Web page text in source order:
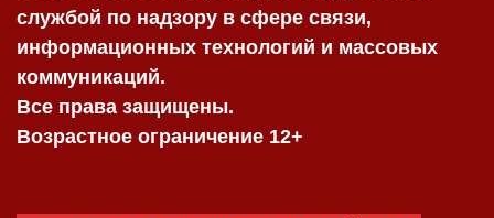
службой по надзору в сфере связи,
информационных технологий и массовых
коммуникаций.
Все права защищены.
Возрастное ограничение 12+